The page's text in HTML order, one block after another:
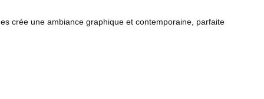
crée une ambiance graphique et contemporaine, parfaite